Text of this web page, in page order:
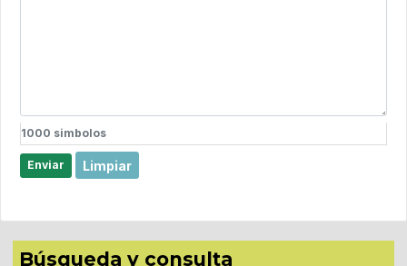
1000 simbolos
Enviar Limpiar
Búsqueda y consulta